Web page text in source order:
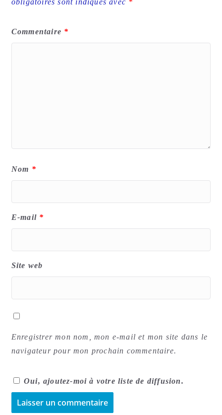
Commentaire *
Nom *
E-mail *
Site web
Enregistrer mon nom, mon e-mail et mon site dans le
navigateur pour mon prochain commentaire.
Oui, ajoutez-moi à votre liste de diffusion.